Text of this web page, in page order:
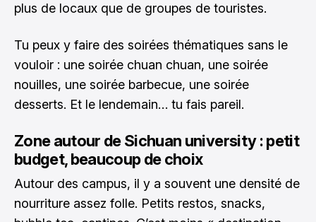
plus de locaux que de groupes de touristes.
Tu peux y faire des soirées thématiques sans le
vouloir : une soirée chuan chuan, une soirée
nouilles, une soirée barbecue, une soirée
desserts. Et le lendemain… tu fais pareil.
Zone autour de Sichuan university : petit
budget, beaucoup de choix
Autour des campus, il y a souvent une densité de
nourriture assez folle. Petits restos, snacks,